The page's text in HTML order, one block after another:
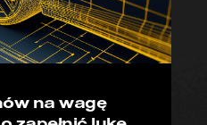
na wagę